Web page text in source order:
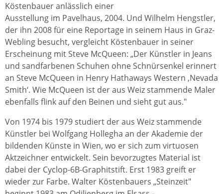
Köstenbauer anlässlich einer
Ausstellung im Pavelhaus, 2004. Und Wilhelm Hengstler,
der ihn 2008 für eine Reportage in seinem Haus in Graz-
Webling besucht, vergleicht Köstenbauer in seiner
Erscheinung mit Steve McQueen: „Der Künstler in Jeans
und sandfarbenen Schuhen ohne Schnürsenkel erinnert
an Steve McQueen in Henry Hathaways Western ‚Nevada
Smith‘. Wie McQueen ist der aus Weiz stammende Maler
ebenfalls flink auf den Beinen und sieht gut aus."
Von 1974 bis 1979 studiert der aus Weiz stammende
Künstler bei Wolfgang Hollegha an der Akademie der
bildenden Künste in Wien, wo er sich zum virtuosen
Aktzeichner entwickelt. Sein bevorzugtes Material ist
dabei der Cyclop-6B-Graphitstift. Erst 1983 greift er
wieder zur Farbe. Walter Köstenbauers „Steinzeit"